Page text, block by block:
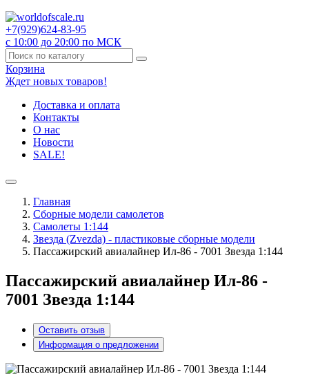
+7(929)624-83-95
с 10:00 до 20:00 по МСК
Корзина
Ждет новых товаров!
Доставка и оплата
Контакты
О нас
Новости
SALE!
Главная
Сборные модели самолетов
Самолеты 1:144
Звезда (Zvezda) - пластиковые сборные модели
Пассажирский авиалайнер Ил-86 - 7001 Звезда 1:144
Пассажирский авиалайнер Ил-86 -
7001 Звезда 1:144
Оставить отзыв
Информация о предложении